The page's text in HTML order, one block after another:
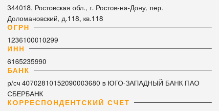
344018, Ростовская обл., г. Ростов-на-Дону, пер.
Доломановский, д.118, кв.118
ОГРН
1236100010299
ИНН
6165235990
БАНК
р/сч 40702810152090003680 в ЮГО-ЗАПАДНЫЙ БАНК ПАО
СБЕРБАНК
КОРРЕСПОНДЕНТСКИЙ СЧЕТ